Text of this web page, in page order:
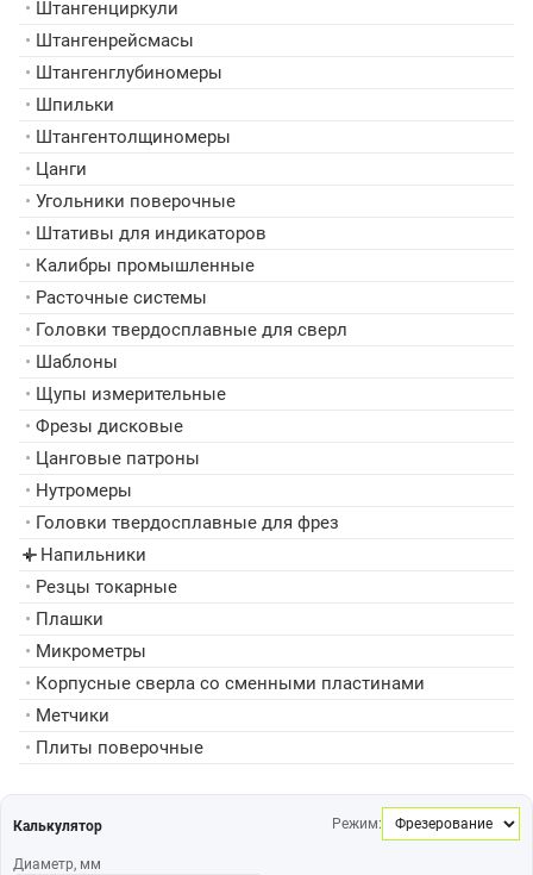
• Штангенциркули
• Штангенрейсмасы
• Штангенглубиномеры
• Шпильки
• Штангентолщиномеры
• Цанги
• Угольники поверочные
• Штативы для индикаторов
• Калибры промышленные
• Расточные системы
• Головки твердосплавные для сверл
• Шаблоны
• Щупы измерительные
• Фрезы дисковые
• Цанговые патроны
• Нутромеры
• Головки твердосплавные для фрез
▸ Напильники
• Резцы токарные
• Плашки
• Микрометры
• Корпусные сверла со сменными пластинами
• Метчики
• Плиты поверочные
Калькулятор Режим:
Диаметр, мм